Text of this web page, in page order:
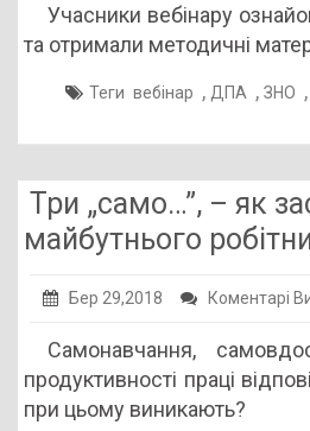
Учасники вебінару
та отримали методичні
Теги вебінар , ДПА , ЗНО ,
Три „само…”, – як
майбутнього
Бер 29,2018 Коментарі
Самонавчання,
продуктивності праці
при цьому виникають?